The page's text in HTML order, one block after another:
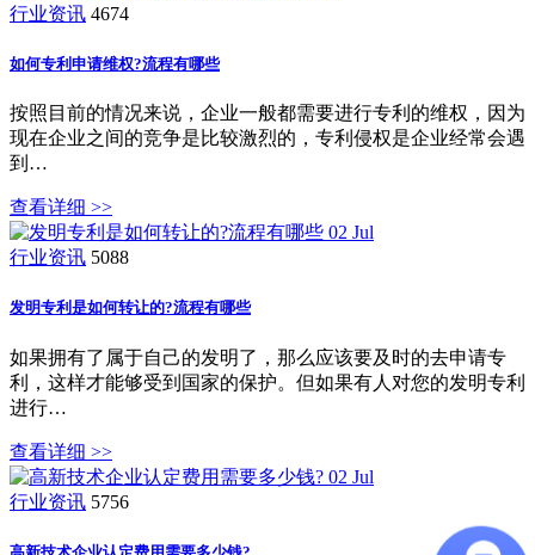
行业资讯 4674
如何专利申请维权?流程有哪些
按照目前的情况来说，企业一般都需要进行专利的维权，因为
现在企业之间的竞争是比较激烈的，专利侵权是企业经常会遇
到…
查看详细 >>
02 Jul
行业资讯 5088
发明专利是如何转让的?流程有哪些
如果拥有了属于自己的发明了，那么应该要及时的去申请专
利，这样才能够受到国家的保护。但如果有人对您的发明专利
进行…
查看详细 >>
02 Jul
行业资讯 5756